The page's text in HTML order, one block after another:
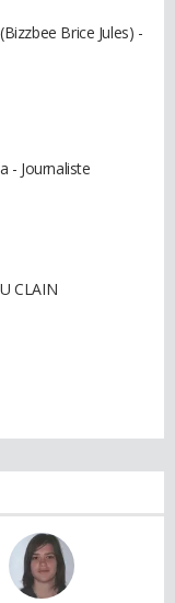
Brice Jules) -
- Journaliste
CLAIN